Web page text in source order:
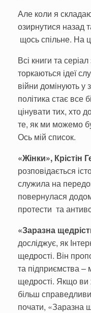
Але коли я
озирнутися назад
щось спільне. На
Всі книги та
торкаються ідеї
війни домінують у
політика стає все
цінувати тих, хто
те, як ми можемо
Ось мій список.
«Жінки», Крістін
розповідається
служила на
повернулася
протести та
«Заразна
досліджує, як
щедрості. Він
та підприємства –
щедрості. Якщо ви
більш
почати, «Заразна